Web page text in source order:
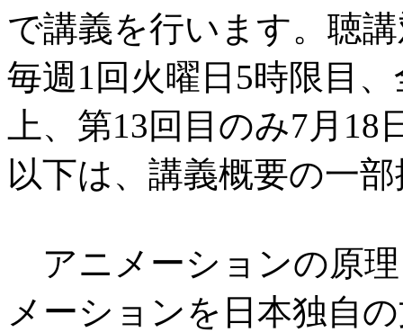
で講義を行います。聴
毎週1回火曜日5時限目
上、第13回目のみ7月
以下は、講義概要の一
アニメーションの原
メーションを日本独自